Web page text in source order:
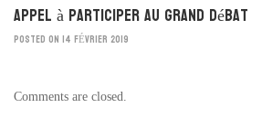
Appel à participer au grand débat
POSTED ON 14 FÉVRIER 2019
Comments are closed.